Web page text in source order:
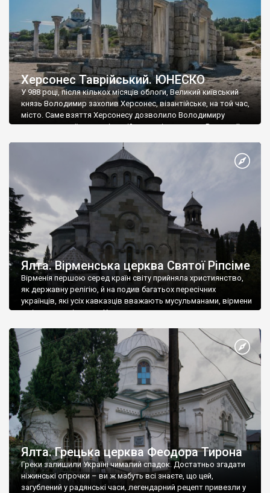
Херсонес Таврійський. ЮНЕСКО
У 988 році, після кількох місяців облоги, Великий київський
князь Володимир захопив Херсонес, візантійське, на той час,
місто. Саме взяття Херсонесу дозволило Володимиру
диктувати свої умови візантійському імператору Василю ІІ, та
Херсонесі Володимир-язичник, став Василем-християнином.
А потім було Хрещення Русі. На честь Херсонесу Таврійського
Ялта. Вірменська церква Святої Ріпсіме
Вірменія першою серед країн світу прийняла християнство,
як державну релігію, й на подив багатьох пересічних
українців, які усіх кавказців вважають мусульманами, вірмени
є відданими вірянами Христа
Ялта. Грецька церква Феодора Тирона
Греки залишили Україні чималий спадок. Достатньо згадати
ніжинські огірочки – ви ж мабуть всі знаєте, що цей,
загублений у радянські часи, легендарний рецепт привезли у